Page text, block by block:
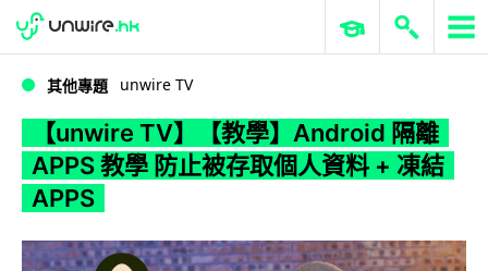
WWDC 2026 ERP 與商業 AI
其他專題 unwire TV
【unwire TV】【教學】Android 隔離
APPS 教學 防止被存取個人資料 + 凍結
APPS